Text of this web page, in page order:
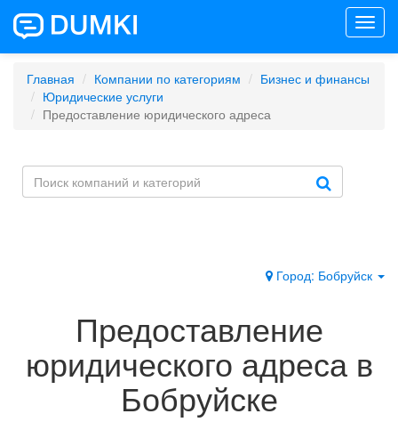
Главная Компании по категориям
Бизнес и финансы
Юридические услуги
Предоставление юридического адреса
Город: Бобруйск
Предоставление
юридического адреса в
Бобруйске